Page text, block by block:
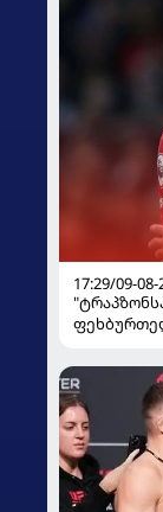
17:29/09-08-